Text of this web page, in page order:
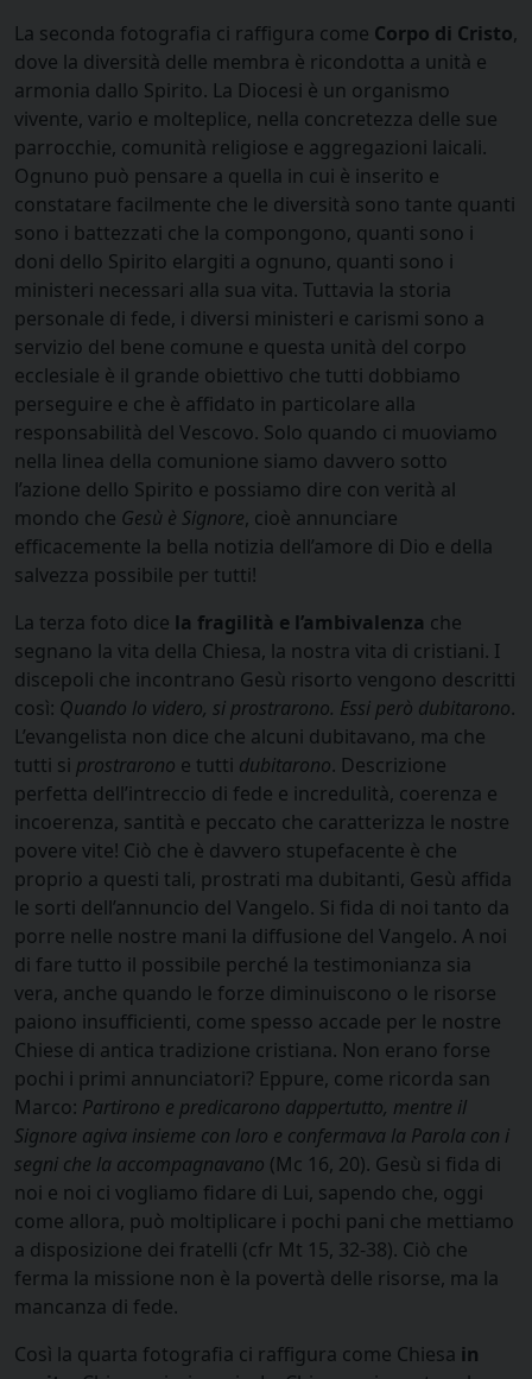
La seconda fotografia ci raffigura come Corpo di Cristo,
dove la diversità delle membra è ricondotta a unità e
armonia dallo Spirito. La Diocesi è un organismo
vivente, vario e molteplice, nella concretezza delle sue
parrocchie, comunità religiose e aggregazioni laicali.
Ognuno può pensare a quella in cui è inserito e
constatare facilmente che le diversità sono tante quanti
sono i battezzati che la compongono, quanti sono i
doni dello Spirito elargiti a ognuno, quanti sono i
ministeri necessari alla sua vita. Tuttavia la storia
personale di fede, i diversi ministeri e carismi sono a
servizio del bene comune e questa unità del corpo
ecclesiale è il grande obiettivo che tutti dobbiamo
perseguire e che è affidato in particolare alla
responsabilità del Vescovo. Solo quando ci muoviamo
nella linea della comunione siamo davvero sotto
l’azione dello Spirito e possiamo dire con verità al
mondo che Gesù è Signore, cioè annunciare
efficacemente la bella notizia dell’amore di Dio e della
salvezza possibile per tutti!
La terza foto dice la fragilità e l’ambivalenza che
segnano la vita della Chiesa, la nostra vita di cristiani. I
discepoli che incontrano Gesù risorto vengono descritti
così: Quando lo videro, si prostrarono. Essi però dubitarono.
L’evangelista non dice che alcuni dubitavano, ma che
tutti si prostrarono e tutti dubitarono. Descrizione
perfetta dell’intreccio di fede e incredulità, coerenza e
incoerenza, santità e peccato che caratterizza le nostre
povere vite! Ciò che è davvero stupefacente è che
proprio a questi tali, prostrati ma dubitanti, Gesù affida
le sorti dell’annuncio del Vangelo. Si fida di noi tanto da
porre nelle nostre mani la diffusione del Vangelo. A noi
di fare tutto il possibile perché la testimonianza sia
vera, anche quando le forze diminuiscono o le risorse
paiono insufficienti, come spesso accade per le nostre
Chiese di antica tradizione cristiana. Non erano forse
pochi i primi annunciatori? Eppure, come ricorda san
Marco: Partirono e predicarono dappertutto, mentre il
Signore agiva insieme con loro e confermava la Parola con i
segni che la accompagnavano (Mc 16, 20). Gesù si fida di
noi e noi ci vogliamo fidare di Lui, sapendo che, oggi
come allora, può moltiplicare i pochi pani che mettiamo
a disposizione dei fratelli (cfr Mt 15, 32-38). Ciò che
ferma la missione non è la povertà delle risorse, ma la
mancanza di fede.
Così la quarta fotografia ci raffigura come Chiesa in